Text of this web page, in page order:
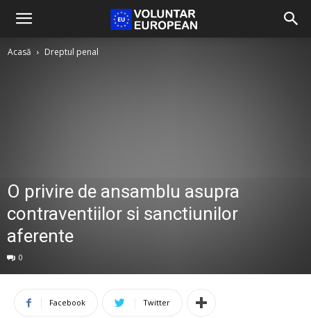
Acasă Dreptul penal
O privire de ansamblu asupra
contraventiilor si sanctiunilor
aferente
0
Facebook Twitter